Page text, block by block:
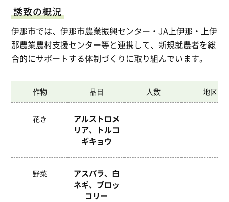
誘致の概況
伊那市では、伊那市農業振興センター・JA上伊那・上伊
那農業農村支援センター等と連携して、新規就農者を総
合的にサポートする体制づくりに取り組んでいます。
作物 品目 人数 地区
花き
アルストロメ
リア、トルコ
ギキョウ
野菜
アスパラ、白
ネギ、ブロッ
コリー